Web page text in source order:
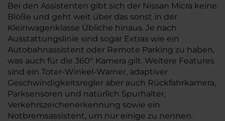
Bei den Assistenten gibt sich der Nissan Micra keine
Blöße und geht weit über das sonst in der
Kleinwagenklasse Übliche hinaus. Je nach
Ausstattungslinie sind sogar Extras wie ein
Autobahnassistent oder Remote Parking zu haben,
was auch für die 360° Kamera gilt. Weitere Features
sind ein Toter-Winkel-Warner, adaptiver
Geschwindigkeitsregler aber auch Rückfahrkamera,
Parksensoren und natürlich Spurhalter,
Verkehrszeichenerkennung sowie ein
Notbremsassistent, um nur einige zu nennen.